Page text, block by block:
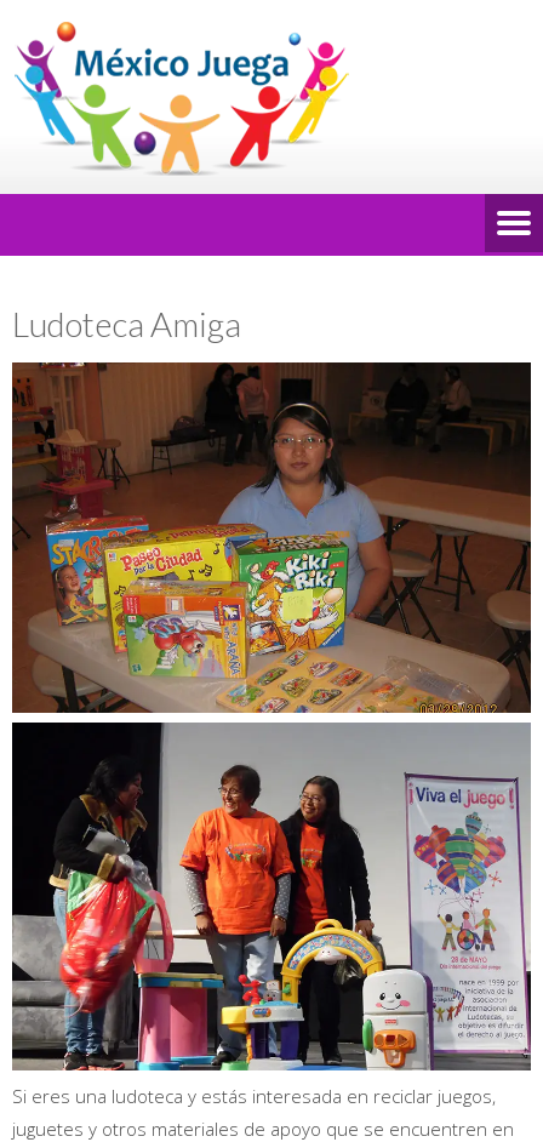
Ludoteca Amiga
Si eres una ludoteca y estás interesada en reciclar juegos,
juguetes y otros materiales de apoyo que se encuentren en